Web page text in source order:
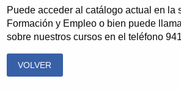
Puede acceder al catálogo actual en la
Formación y Empleo o bien puede
sobre nuestros cursos en el teléfono
VOLVER